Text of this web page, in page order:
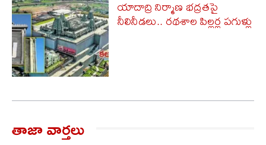
యాదాద్రి నిర్మాణ భద్రతపై
నీలినీడలు.. రథశాల పిల్లర్ల పగుళ్లు
తాజా వార్త‌లు